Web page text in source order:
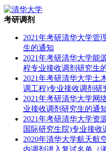
考研调剂
2021年考研清华大学管
生的通知
2021年考研清华大学能
程专业接收调剂研究生
2021年考研清华大学土
调工程)专业接收调剂研
2021年考研清华大学网
业接收调剂研究生的通
2021年考研清华大学资
国际研究生院)专业接收
2020年清华大学航天航
内调剂进入复试名单（